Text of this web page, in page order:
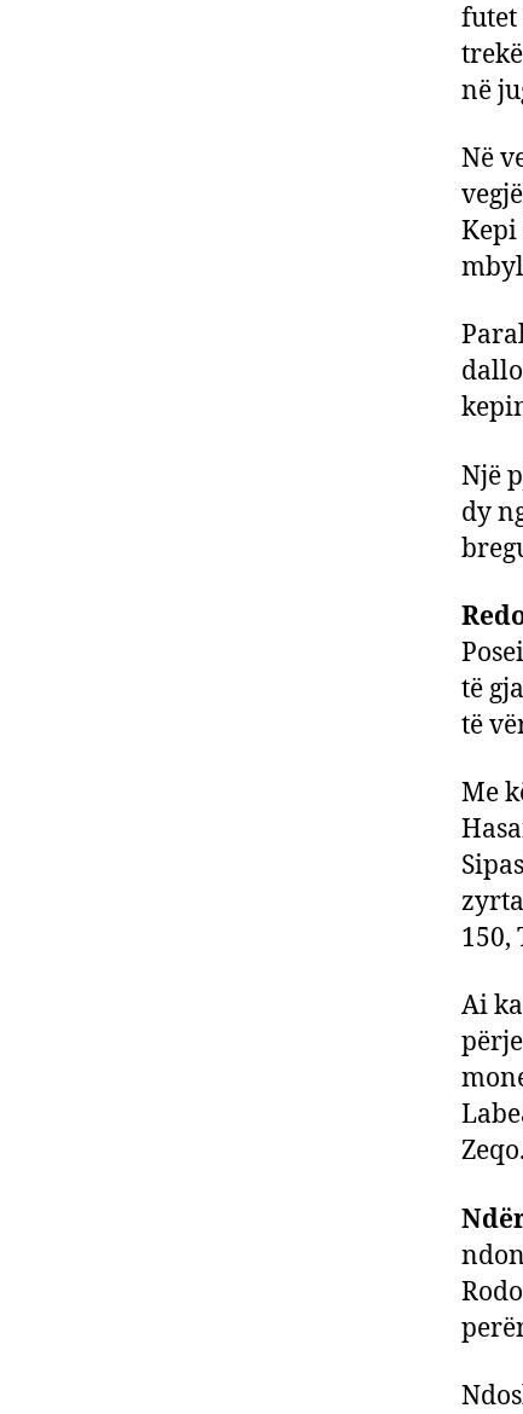
futet
në
Në
Kepi
Një
dy
të
të
Me
150,
Ai